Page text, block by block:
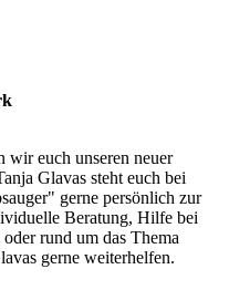
wir euch unseren neuer
Glavas steht euch bei
gerne persönlich zur
Beratung, Hilfe bei
rund um das Thema
gerne weiterhelfen.